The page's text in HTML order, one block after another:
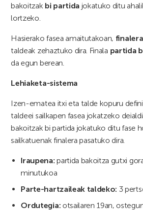
bakoitzak bi partida jokatuko ditu
lortzeko.
Hasierako fasea amaitutakoan,
taldeak zehaztuko dira. Finala partida
da egun berean.
Lehiaketa-sistema
Izen-ematea itxi eta talde kopuru
taldeei sailkapen fasea jokatzeko
bakoitzak bi partida jokatuko ditu fase
sailkatuenak finalera pasatuko dira.
Iraupena:partida bakoitza gutxi
minutukoa
Parte-hartzaileak taldeko: 3
Ordutegia: otsailaren 19an,